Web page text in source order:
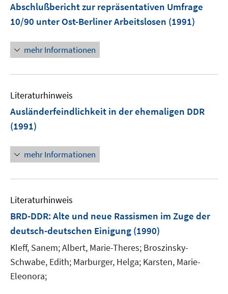
Abschlußbericht zur repräsentativen Umfrage
10/90 unter Ost-Berliner Arbeitslosen (1991)
mehr Informationen
Literaturhinweis
Ausländerfeindlichkeit in der ehemaligen DDR
(1991)
mehr Informationen
Literaturhinweis
BRD-DDR: Alte und neue Rassismen im Zuge der
deutsch-deutschen Einigung (1990)
Kleff, Sanem;Albert, Marie-Theres; Broszinsky-
Schwabe, Edith; Marburger, Helga; Karsten, Marie-
Eleonora;